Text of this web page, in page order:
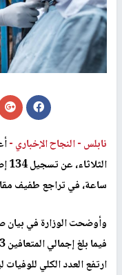
نابلس -النجاح الإخباري -
ساعة، في تراجع طفيف
ارتفع العدد الكلي للوفيات ليبلغ 80